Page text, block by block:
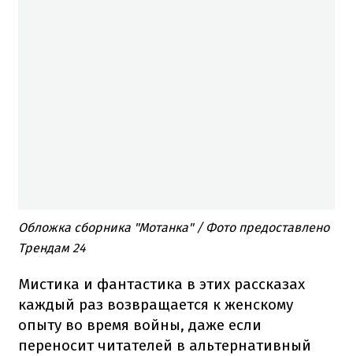
Обложка сборника "Мотанка" / Фото предоставлено
Трендам 24
Мистика и фантастика в этих рассказах
каждый раз возвращается к женскому
опыту во время войны, даже если
переносит читателей в альтернативный